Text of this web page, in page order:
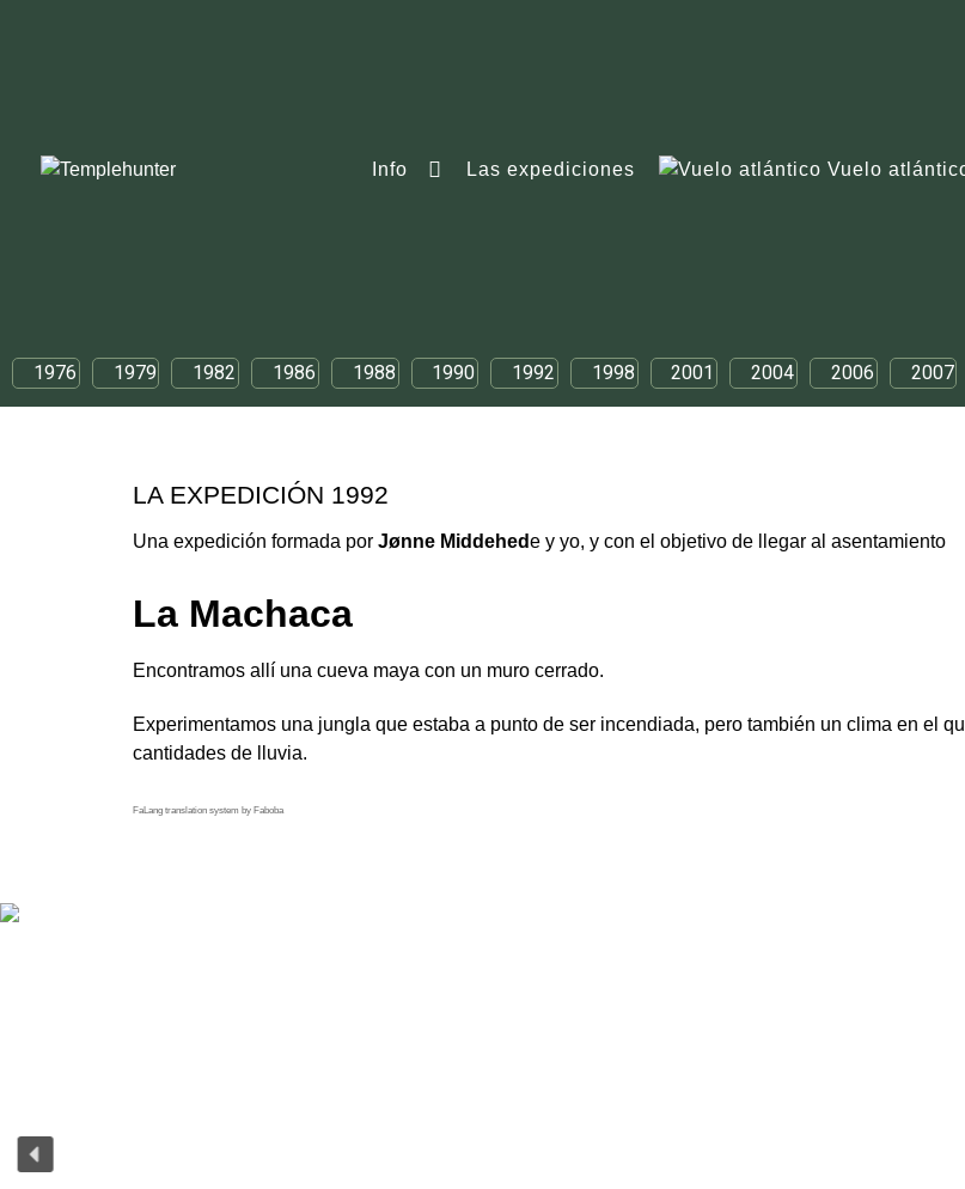
Info Las expediciones Vuelo
1976 1979 1982 1986 1988 1990 1992 1998 2001 2004 2006 2007
LA EXPEDICIÓN 1992
Una expedición formada porJønne Middehede y yo, y con el objetivo de llegar al asentamiento
La Machaca
Encontramos allí una cueva maya con un muro cerrado.
Experimentamos una jungla que estaba a punto de ser incendiada, pero también un clima en el
cantidades de lluvia.
FaLang translation system by Faboba